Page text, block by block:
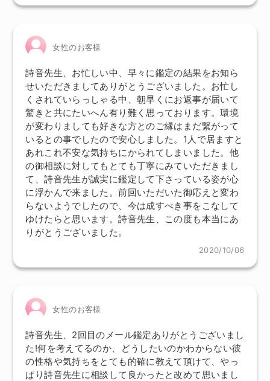
女性のお客様
詩音先生、お忙しい中、早々に鑑定の結果をお知ら
せいただきましてありがとうございました。お忙し
くされていらっしゃる中、朝早くにお返事が届いて
驚きと共にたいへん有り難く思っております。環境
が変わりましても好きな方とのご縁はまだ繋がって
いるとの事でしたので安心しました。1人で居ますと
あれこれ不安な気持ちにかられてしまいました。他
の御相談に対してもとても丁寧にみていただきまし
て、詩音先生が誠実に鑑定して下さっている姿が心
に浮かんで来ました。前回いただいた御応えと変わ
らないようでしたので、今は成すべき事をこなして
ゆけたらと思います。詩音先生、この度も本当にあ
りがとうございました。
2020/10/06
女性のお客様
詩音先生、2回目のメール鑑定ありがとうございまし
た!何を考えてるのか、どうしたいのかわからない彼
の性格や気持ちをとても的確に教えて頂けて、やっ
ぱり詩音先生に相談して良かったと改めて思いまし